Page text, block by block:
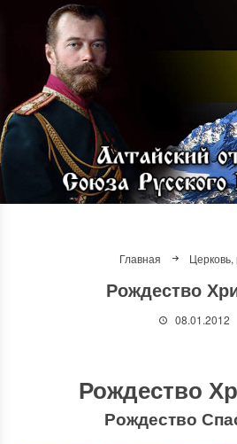
Главная Церковь,
Рождество
08.01.2012
Рождество
Рождество